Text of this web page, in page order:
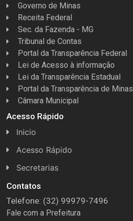
Governo de Minas
Receita Federal
Sec. da Fazenda - MG
Tribunal de Contas
Portal da Transparência Federal
Lei de Acesso à informação
Lei da Transparência Estadual
Portal da Transparência de Minas
Câmara Municipal
Acesso Rápido
Inicio
Acesso Rápido
Concursos
Conselhos
Espera Feliz Antigamente
Secretarias
Licitações
Secretaria de Esportes
Contatos
Telefone: (32) 99979-7496
Fale com a Prefeitura